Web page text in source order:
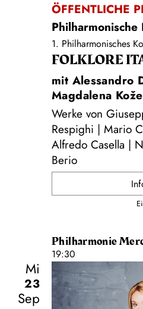
ÖFFENTLICHE
Philharmonische
1. Philharmonisches
FOLKLORE
mit Alessandro
Magdalena
Werke von
Respighi | Mario
Alfredo Casella |
Berio
Philharmonie
19:30
Mi
23
Sep